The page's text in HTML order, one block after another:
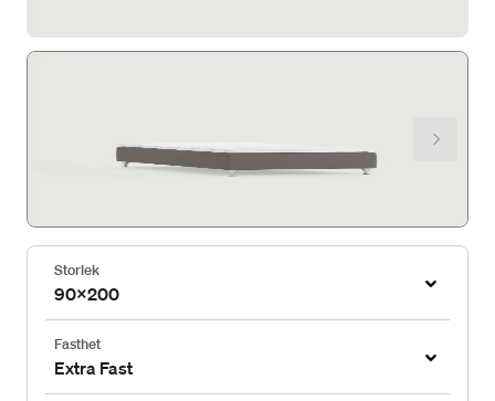
Storlek
90x200
Fasthet
Extra Fast